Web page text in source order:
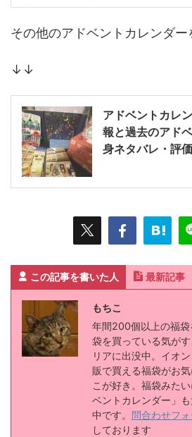
その他のアドベントカレンダー
↓↓
アドベントカレ
報と過去のアド
身ネタバレ・評価
この記事を書いた人 最新記事
もちこ
年間200個以上の福
袋を買っている気が
リアに出没中。イオ
販で買える福袋がお
こが好き。福袋みた
ベントカレンダー」
中です。 問合わせフォ
しております